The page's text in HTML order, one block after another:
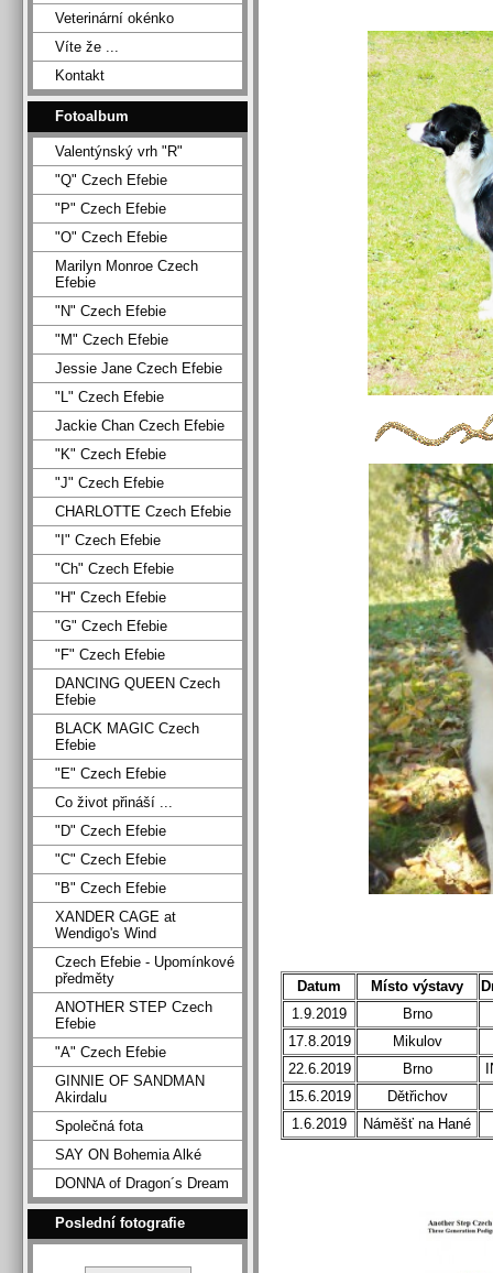
Datum Místo výstavy
1.9.2019
Brno
17.8.2019
Mikulov
22.6.2019
Brno
15.6.2019
Dětřichov
1.6.2019
Náměšť na Hané
Veterinární okénko
Víte že ...
Kontakt
Fotoalbum
Valentýnský vrh "R"
"Q" Czech Efebie
"P" Czech Efebie
"O" Czech Efebie
Marilyn Monroe Czech
Efebie
"N" Czech Efebie
"M" Czech Efebie
Jessie Jane Czech Efebie
"L" Czech Efebie
Jackie Chan Czech Efebie
"K" Czech Efebie
"J" Czech Efebie
CHARLOTTE Czech Efebie
"I" Czech Efebie
"Ch" Czech Efebie
"H" Czech Efebie
"G" Czech Efebie
"F" Czech Efebie
DANCING QUEEN Czech
Efebie
BLACK MAGIC Czech
Efebie
"E" Czech Efebie
Co život přináší ...
"D" Czech Efebie
"C" Czech Efebie
"B" Czech Efebie
XANDER CAGE at
Wendigo's Wind
Czech Efebie - Upomínkové
předměty
ANOTHER STEP Czech
Efebie
"A" Czech Efebie
GINNIE OF SANDMAN
Akirdalu
Společná fota
SAY ON Bohemia Alké
DONNA of Dragon´s Dream
Poslední fotografie